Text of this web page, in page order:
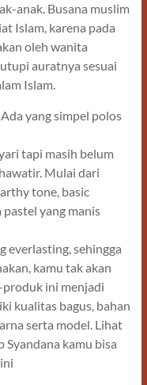
anak. Busana muslim
Islam, karena pada
oleh wanita
auratnya sesuai
Islam.
yang simpel polos
tapi masih belum
Mulai dari
tone, basic
yang manis
everlasting, sehingga
kamu tak akan
ini menjadi
kualitas bagus, bahan
serta model. Lihat
kamu bisa